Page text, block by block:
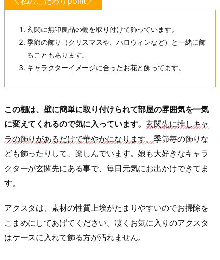
玄関に無印良品の棚を取り付けて飾っています。
季節の飾り（クリスマスや、ハロウィンなど）と一緒に飾
ることもあります。
キャラクターイメージに合ったお花と飾ってます。
この棚は、壁に簡単に取り付けられて部屋の雰囲気を一気
に変えてくれるので気に入っています。 玄関先に推しキャ
ラの飾りがあるだけで華やかになります。季節毎の飾りな
ども飾ったりして、楽しんでいます。娘も大好きなキャラ
クターが玄関先にある事で、毎日元気にお出かけできてま
す。
アクスタは、素材の性質上埃がたまりやすいのでお掃除を
こまめにしてあげてください。凄くお気に入りのアクスタ
はケースに入れて飾る方が汚れません。